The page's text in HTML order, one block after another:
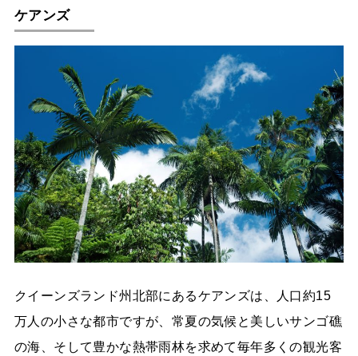
ケアンズ
クイーンズランド州北部にあるケアンズは、人口約15
万人の小さな都市ですが、常夏の気候と美しいサンゴ礁
の海、そして豊かな熱帯雨林を求めて毎年多くの観光客